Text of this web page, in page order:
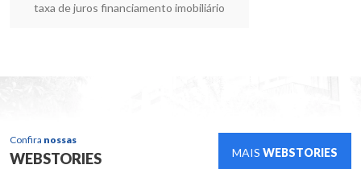
taxa de juros financiamento imobiliário
Confira nossas
WEBSTORIES MAIS WEBSTORIES